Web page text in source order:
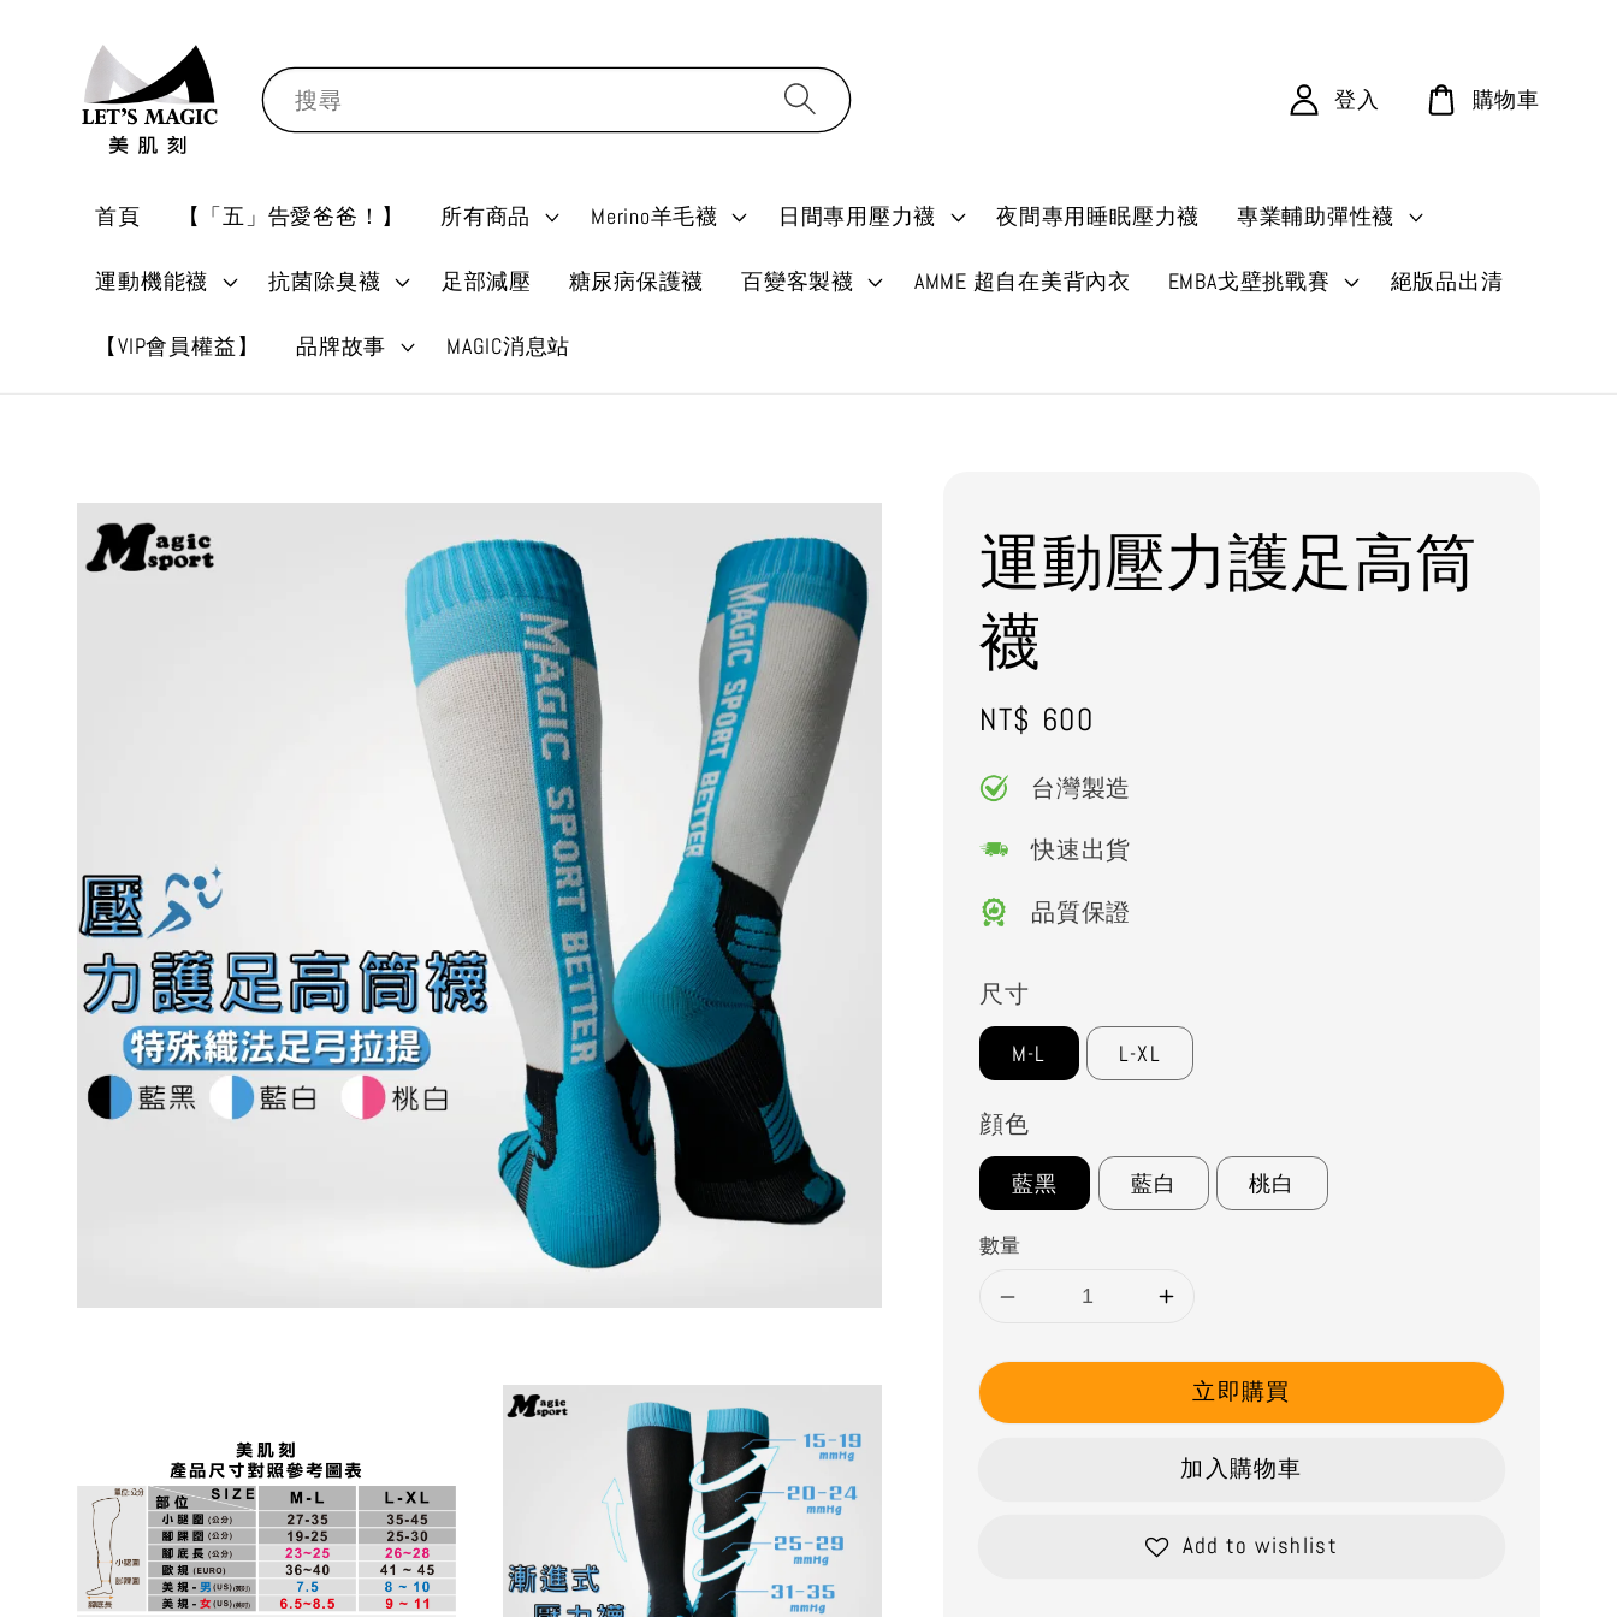
搜尋
首頁 【「五」告愛爸爸！】 所有商品 Merino羊毛襪 日間專用壓力襪 夜間專用睡眠壓力襪 專業輔助彈性襪
運動機能襪 抗菌除臭襪 足部減壓 糖尿病保護襪 百變客製襪 AMME 超自在美背內衣 EMBA戈壁挑戰賽 絕版品出清
【VIP會員權益】 品牌故事 MAGIC消息站
登入 購物車
運動壓力護足高筒
襪
Regular
price
NT$ 600
台灣製造
快速出貨
品質保證
尺寸
M-L L-XL
顔色
藍黑 藍白 桃白
數量
立即購買
加入購物車
Add to wishlist